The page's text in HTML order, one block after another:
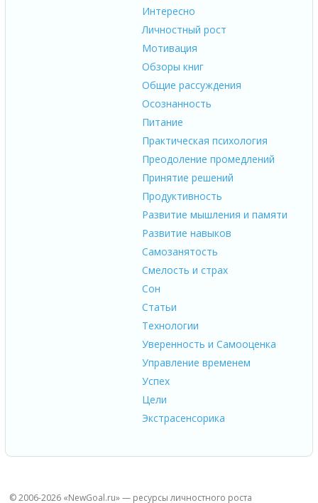
Интересно
Личностный рост
Мотивация
Обзоры книг
Общие рассуждения
Осознанность
Питание
Практическая психология
Преодоление промедлений
Принятие решений
Продуктивность
Развитие мышления и памяти
Развитие навыков
Самозанятость
Смелость и страх
Сон
Статьи
Технологии
Уверенность и Самооценка
Управление временем
Успех
Цели
Экстрасенсорика
© 2006-2026 «NewGoal.ru» — ресурсы личностного роста